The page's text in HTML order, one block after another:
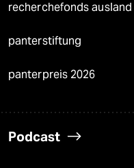
recherchefonds ausland
panterstiftung
panterpreis 2026
Podcast